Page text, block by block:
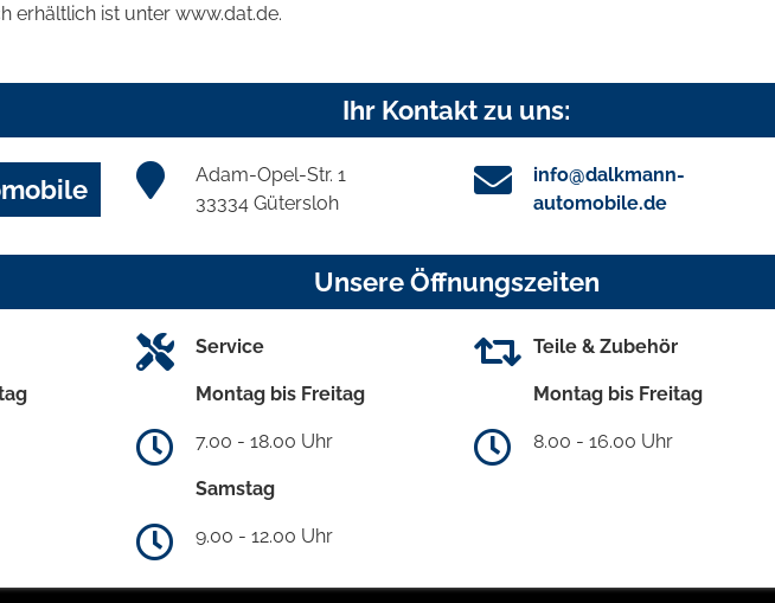
erhältlich ist unter www.dat.de.
Ihr Kontakt zu uns:
Adam-Opel-Str. 1
33334 Gütersloh
info@dalkmann-
automobile.de
Unsere Öffnungszeiten
Service
Montag bis Freitag
7.00 - 18.00 Uhr
Samstag
9.00 - 12.00 Uhr
Teile & Zubehör
Montag bis Freitag
8.00 - 16.00 Uhr